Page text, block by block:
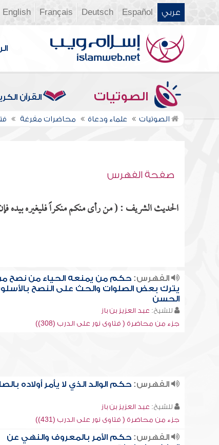
عربي Español
Deutsch
Français
English
الصوتيات القرآن
الصوتيات علماء ودعاة محاضرات مفرغة
صفحة الفهرس
الحديث الشريف : ( من رأى منكم منكراً فليغيره بيده
الفهرس:حكم من يمنعه الحياء من نصح
يترك بعض الصلوات والحث على النصح
الحسن
للشيخ: عبد العزيز بن باز
جزء من محاضرة ( فتاوى نور على الدرب (308))
الفهرس:حكم الوالد الذي لا يأمر أولاده
للشيخ: عبد العزيز بن باز
جزء من محاضرة ( فتاوى نور على الدرب (431))
الفهرس:حكم الأمر بالمعروف والنهي عن